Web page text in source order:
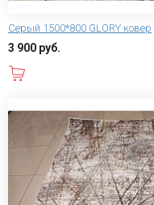
Серый 1500*800 GLORY ковер
3 900 руб.